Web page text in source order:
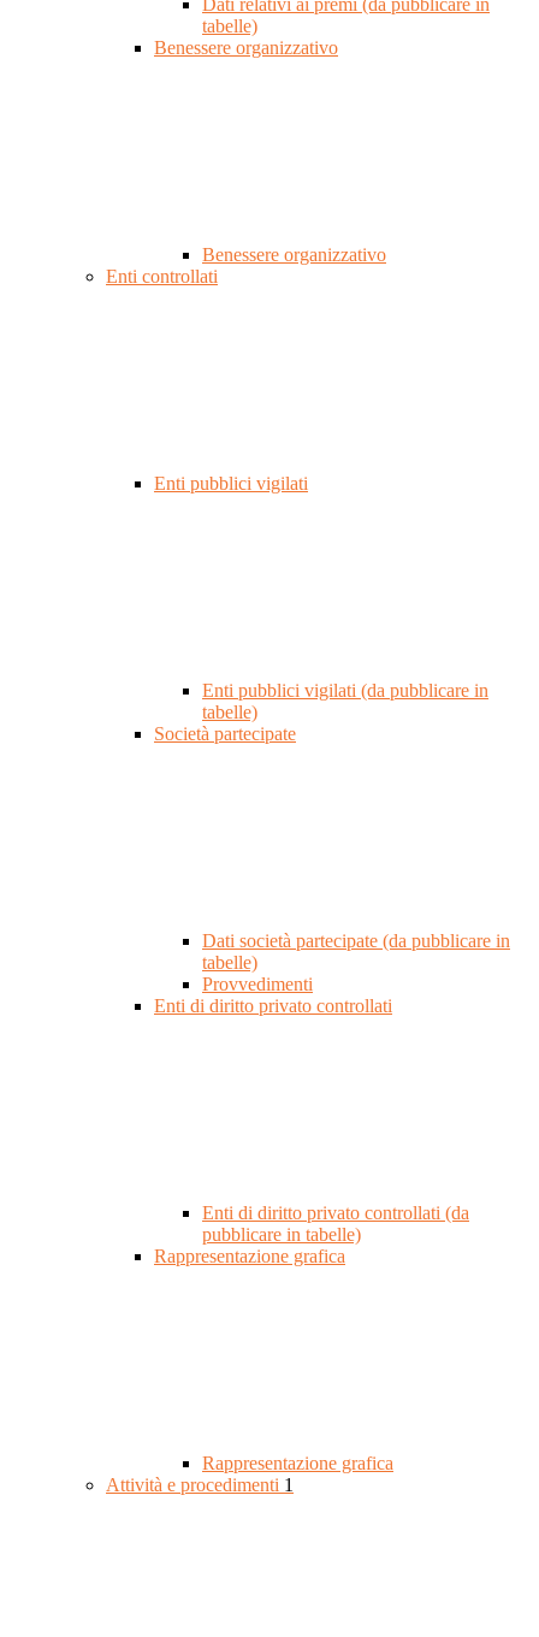
Dati relativi ai premi (da pubblicare in
tabelle)
Benessere organizzativo
Benessere organizzativo
Enti controllati
Enti pubblici vigilati
Enti pubblici vigilati (da pubblicare in
tabelle)
Società partecipate
Dati società partecipate (da pubblicare in
tabelle)
Provvedimenti
Enti di diritto privato controllati
Enti di diritto privato controllati (da
pubblicare in tabelle)
Rappresentazione grafica
Rappresentazione grafica
Attività e procedimenti 1